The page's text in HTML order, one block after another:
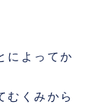
によってか
むくみから